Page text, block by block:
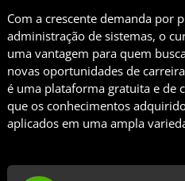
Com a crescente demanda por
administração de sistemas, o
uma vantagem para quem
novas oportunidades de
é uma plataforma gratuita e de
que os conhecimentos
aplicados em uma ampla